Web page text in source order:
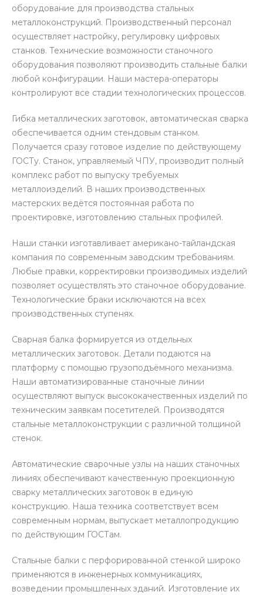
оборудование для производства стальных
металлоконструкций. Производственный персонал
осуществляет настройку, регулировку цифровых
станков. Технические возможности станочного
оборудования позволяют производить стальные балки
любой конфигурации. Наши мастера-операторы
контролируют все стадии технологических процессов.
Гибка металлических заготовок, автоматическая сварка
обеспечивается одним стендовым станком.
Получается сразу готовое изделие по действующему
ГОСТу. Станок, управляемый ЧПУ, производит полный
комплекс работ по выпуску требуемых
металлоизделий. В наших производственных
мастерских ведётся постоянная работа по
проектировке, изготовлению стальных профилей.
Наши станки изготавливает американо-тайландская
компания по современным заводским требованиям.
Любые правки, корректировки производимых изделий
позволяет осуществлять это станочное оборудование.
Технологические браки исключаются на всех
производственных ступенях.
Сварная балка формируется из отдельных
металлических заготовок. Детали подаются на
платформу с помощью грузоподъёмного механизма.
Наши автоматизированные станочные линии
осуществляют выпуск высококачественных изделий по
техническим заявкам посетителей. Производятся
стальные металлоконструкции с различной толщиной
стенок.
Автоматические сварочные узлы на наших станочных
линиях обеспечивают качественную проекционную
сварку металлических заготовок в единую
конструкцию. Наша техника соответствует всем
современным нормам, выпускает металлопродукцию
по действующим ГОСТам.
Стальные балки с перфорированной стенкой широко
применяются в инженерных коммуникациях,
возведении промышленных зданий. Изготовление их